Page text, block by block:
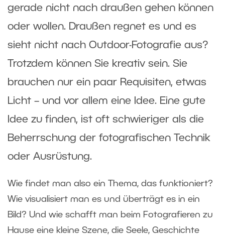
gerade nicht nach draußen gehen können
oder wollen. Draußen regnet es und es
sieht nicht nach Outdoor-Fotografie aus?
Trotzdem können Sie kreativ sein. Sie
brauchen nur ein paar Requisiten, etwas
Licht – und vor allem eine Idee. Eine gute
Idee zu finden, ist oft schwieriger als die
Beherrschung der fotografischen Technik
oder Ausrüstung.
Wie findet man also ein Thema, das funktioniert?
Wie visualisiert man es und überträgt es in ein
Bild? Und wie schafft man beim Fotografieren zu
Hause eine kleine Szene, die Seele, Geschichte